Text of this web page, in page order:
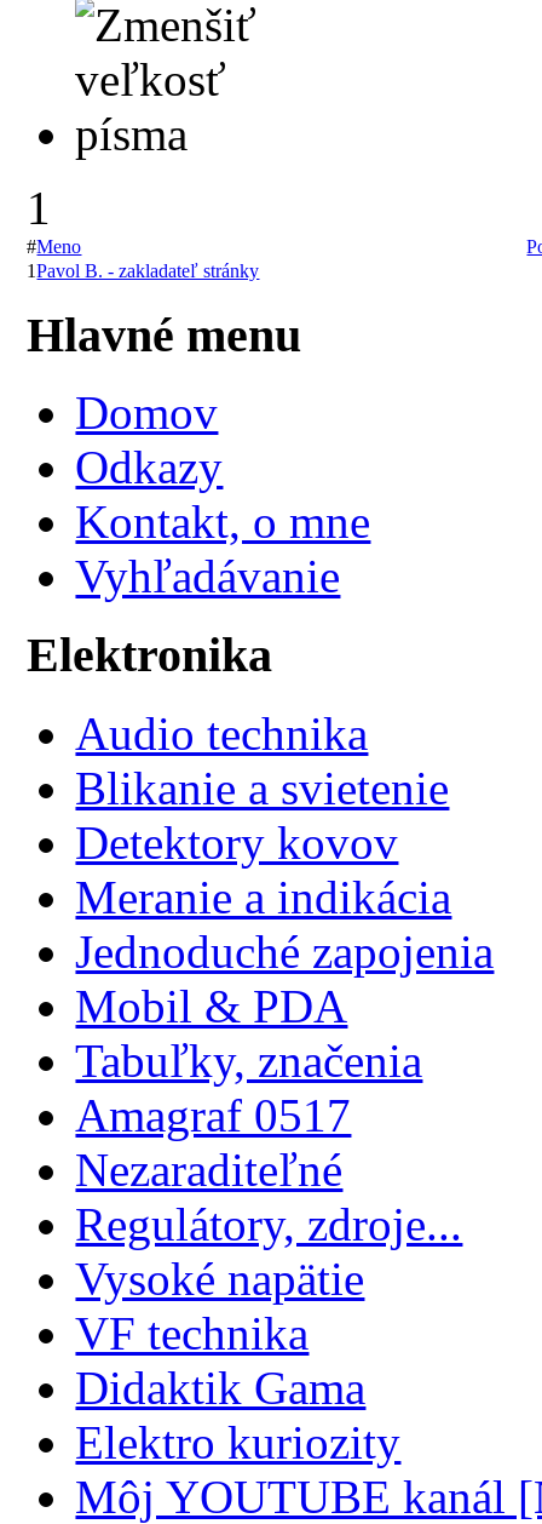
1
#Meno
1Pavol B. - zakladateľ stránky
Hlavné menu
Domov
Odkazy
Kontakt, o mne
Vyhľadávanie
Elektronika
Audio technika
Blikanie a svietenie
Detektory kovov
Meranie a indikácia
Jednoduché zapojenia
Mobil & PDA
Tabuľky, značenia
Amagraf 0517
Nezaraditeľné
Regulátory, zdroje...
Vysoké napätie
VF technika
Didaktik Gama
Elektro kuriozity
Môj YOUTUBE kanál